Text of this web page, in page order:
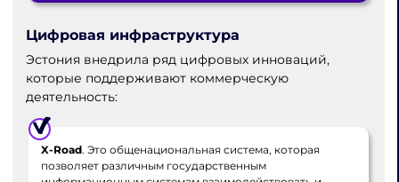
Цифровая инфраструктура
Эстония внедрила ряд цифровых инноваций,
которые поддерживают коммерческую
деятельность:
X-Road. Это общенациональная система, которая
позволяет различным государственным